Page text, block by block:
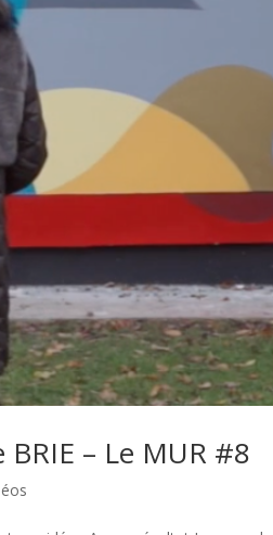
BRIE – Le MUR #8